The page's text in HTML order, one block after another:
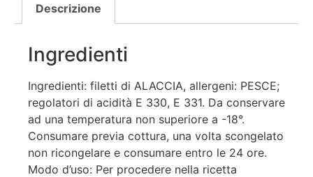
Descrizione
Ingredienti
Ingredienti: filetti di ALACCIA, allergeni: PESCE;
regolatori di acidità E 330, E 331. Da conservare
ad una temperatura non superiore a -18°.
Consumare previa cottura, una volta scongelato
non ricongelare e consumare entro le 24 ore.
Modo d’uso: Per procedere nella ricetta